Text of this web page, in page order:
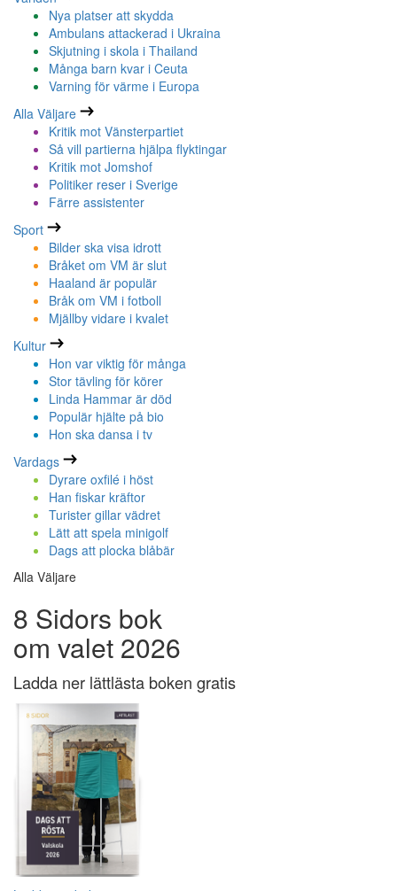
Nya platser att skydda
Ambulans attackerad i Ukraina
Skjutning i skola i Thailand
Många barn kvar i Ceuta
Varning för värme i Europa
Alla Väljare
Kritik mot Vänsterpartiet
Så vill partierna hjälpa flyktingar
Kritik mot Jomshof
Politiker reser i Sverige
Färre assistenter
Sport
Bilder ska visa idrott
Bråket om VM är slut
Haaland är populär
Bråk om VM i fotboll
Mjällby vidare i kvalet
Kultur
Hon var viktig för många
Stor tävling för körer
Linda Hammar är död
Populär hjälte på bio
Hon ska dansa i tv
Vardags
Dyrare oxfilé i höst
Han fiskar kräftor
Turister gillar vädret
Lätt att spela minigolf
Dags att plocka blåbär
Alla Väljare
8 Sidors bok
om valet 2026
Ladda ner lättlästa boken gratis